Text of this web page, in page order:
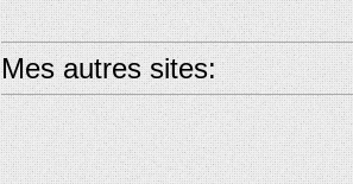
Mes autres sites: